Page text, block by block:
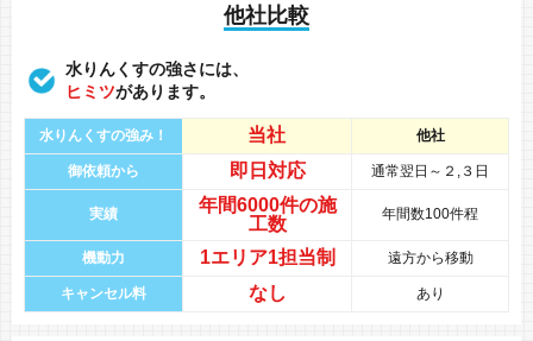
他社比較
水りんくすの強さには、
ヒミツがあります。
水りんくすの強み！ 当社 他社
御依頼から 即日対応 通常翌日～２,３日
実績 年間6000件の施
工数
年間数100件程
機動力 1エリア1担当制 遠方から移動
キャンセル料 なし あり